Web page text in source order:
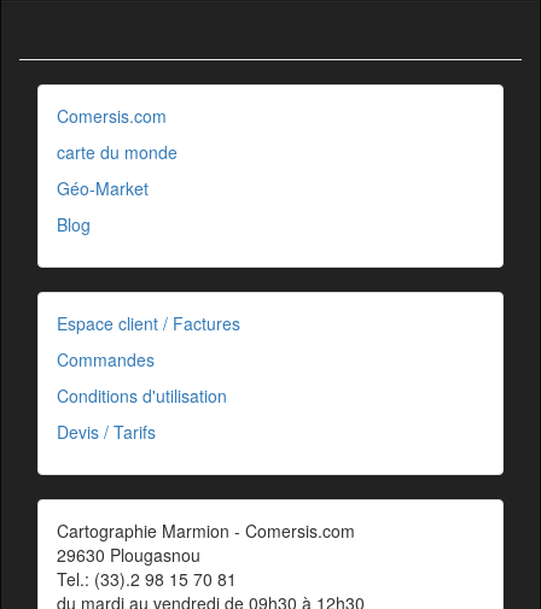
Comersis.com
carte du monde
Géo-Market
Blog
Espace client / Factures
Commandes
Conditions d'utilisation
Devis / Tarifs
Cartographie Marmion - Comersis.com
29630 Plougasnou
Tel.: (33).2 98 15 70 81
du mardi au vendredi de 09h30 à 12h30